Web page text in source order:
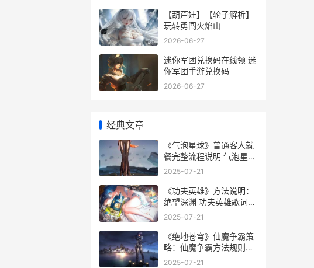
【葫芦娃】【轮子解析】
玩转勇闯火焰山
2026-06-27
迷你军团兑换码在线领 迷
你军团手游兑换码
2026-06-27
经典文章
《气泡星球》普通客人就
餐完整流程说明 气泡星球
是什么套路
2025-07-21
《功夫英雄》方法说明：
绝望深渊 功夫英雄歌词是
什么意思
2025-07-21
《绝地苍穹》仙魔争霸策
略：仙魔争霸方法规则详
细解答 绝地苍穹正版
2025-07-21